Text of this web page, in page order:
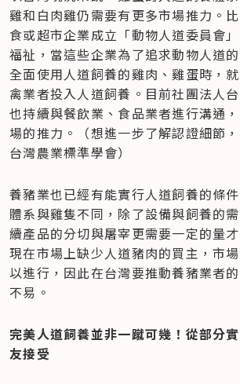
雞和白肉雞仍需要有更多市場推力。
食或超市企業成立「動物人道委員會
福祉，當這些企業為了追求動物人道
全面使用人道飼養的雞肉、雞蛋時，
禽業者投入人道飼養。目前社團法人
也持續與餐飲業、食品業者進行溝通
場的推力。（想進一步了解認證細節
台灣農業標準學會）
養豬業也已經有能實行人道飼養的條
體系與雞隻不同，除了設備與飼養的
續產品的分切與屠宰更需要一定的量
現在市場上缺少人道豬肉的買主，市
以進行，因此在台灣要推動養豬業者
不易。
完美人道飼養並非一蹴可幾！從部分
友接受